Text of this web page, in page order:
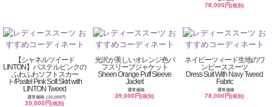
78,000円(税別)
【シャネルツイード
LINTON】パステルピンクの
ふわふわソフトスカー
ト/Pastel Pink Soft Skirt with
LINTON Tweed
通常価格 120,000円
39,000円(税別)
光沢が美しいオレンジ色パ
フスリーブジャケット
Sheen Orange Puff Sleeve
Jacket
通常価格
39,000円(税別)
ネイビーツィード生地のワ
ンピーススーツ
Dress Suit With Navy Tweed
Fabric
通常価格
78,000円(税別)